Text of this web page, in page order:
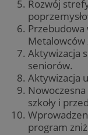
Rozwój
Przebudowa
Metalowców
Aktywizacja
seniorów.
Aktywizacja
szkoły i
program